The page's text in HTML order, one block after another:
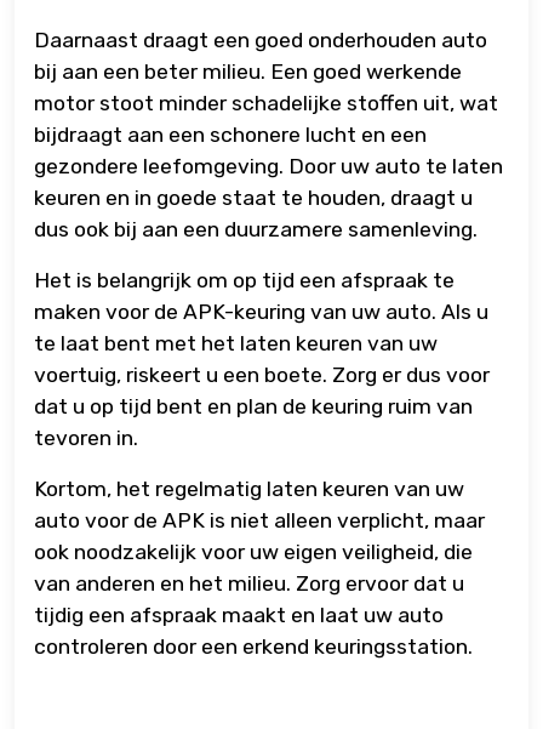
Daarnaast draagt een goed onderhouden auto
bij aan een beter milieu. Een goed werkende
motor stoot minder schadelijke stoffen uit, wat
bijdraagt aan een schonere lucht en een
gezondere leefomgeving. Door uw auto te laten
keuren en in goede staat te houden, draagt u
dus ook bij aan een duurzamere samenleving.
Het is belangrijk om op tijd een afspraak te
maken voor de APK-keuring van uw auto. Als u
te laat bent met het laten keuren van uw
voertuig, riskeert u een boete. Zorg er dus voor
dat u op tijd bent en plan de keuring ruim van
tevoren in.
Kortom, het regelmatig laten keuren van uw
auto voor de APK is niet alleen verplicht, maar
ook noodzakelijk voor uw eigen veiligheid, die
van anderen en het milieu. Zorg ervoor dat u
tijdig een afspraak maakt en laat uw auto
controleren door een erkend keuringsstation.